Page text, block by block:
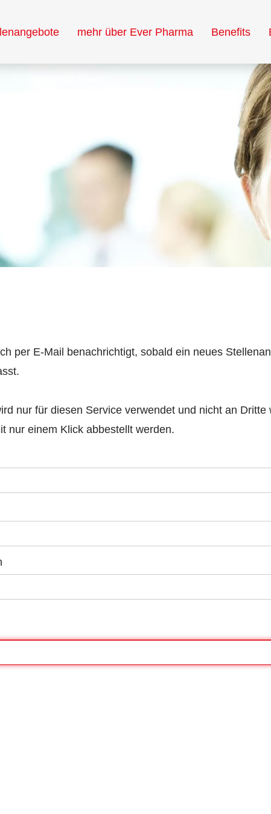
mehr über Ever Pharma Benefits
per E-Mail benachrichtigt, sobald ein neues
nur für diesen Service verwendet und nicht an
nur einem Klick abbestellt werden.